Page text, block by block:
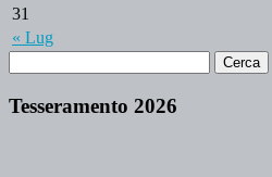
« Lug
31
Tesseramento 2026